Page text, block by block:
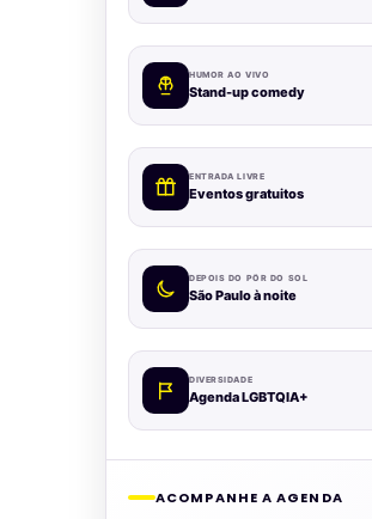
HUMOR AO VIVO
Stand-up comedy
ENTRADA LIVRE
Eventos gratuitos
DEPOIS DO PÔR DO SOL
São Paulo à noite
DIVERSIDADE
Agenda LGBTQIA+
ACOMPANHE A AGENDA